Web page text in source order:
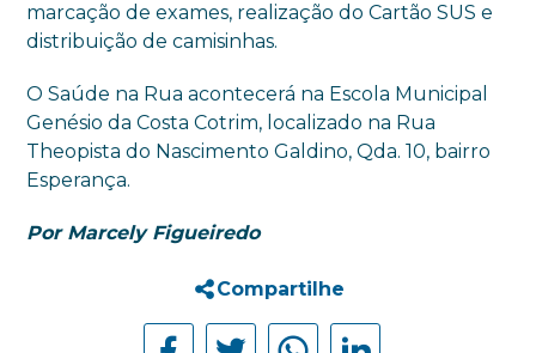
marcação de exames, realização do Cartão SUS e
distribuição de camisinhas.
O Saúde na Rua acontecerá na Escola Municipal
Genésio da Costa Cotrim, localizado na Rua
Theopista do Nascimento Galdino, Qda. 10, bairro
Esperança.
Por Marcely Figueiredo
Compartilhe